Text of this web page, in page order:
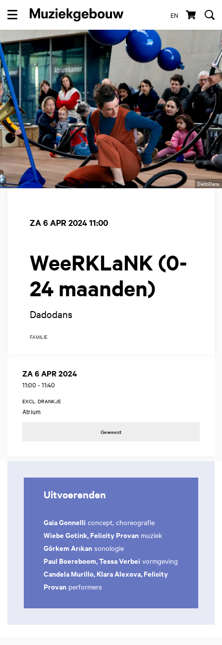
EN
Menu
DadoDans
WeeRKLaNK (0-
24 maanden)
Dadodans
ZA 6 APR 202411:00
FAMILIE
ZA 6 APR 2024
11:00 - 11:40
EXCL. DRANKJE
Atrium
Geweest
Uitvoerenden
Gaia Gonnelli concept, choreografie
Wiebe Gotink, Felicity Provan muziek
Görkem Arıkan sonologie
Paul Boereboom, Tessa Verbei vormgeving
Candela Murillo, Klara Alexova, Felicity
Provan performers